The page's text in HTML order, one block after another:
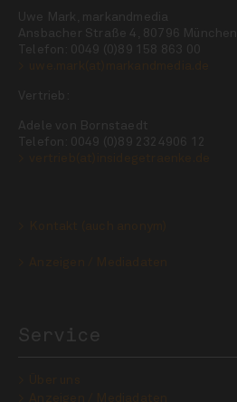
Uwe Mark, markandmedia
Ansbacher Straße 4, 80796 München
Telefon: 0049 (0)89 158 863 00
Vertrieb:
Adele von Bornstaedt
Telefon: 0049 (0)89 2324906 12
Service